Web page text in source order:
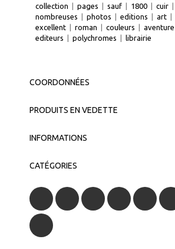
collection | pages | sauf | 1800 | cuir |
nombreuses | photos | editions | art |
excellent | roman | couleurs | aventure
editeurs | polychromes | librairie
COORDONNÉES
PRODUITS EN VEDETTE
INFORMATIONS
CATÉGORIES